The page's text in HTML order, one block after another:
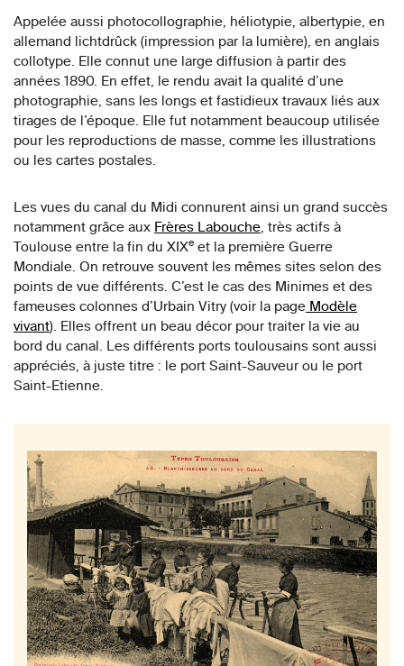
Appelée aussi photocollographie, héliotypie, albertypie, en
allemand lichtdrûck (impression par la lumière), en anglais
collotype. Elle connut une large diffusion à partir des
années 1890. En effet, le rendu avait la qualité d’une
photographie, sans les longs et fastidieux travaux liés aux
tirages de l’époque. Elle fut notamment beaucoup utilisée
pour les reproductions de masse, comme les illustrations
ou les cartes postales.
Les vues du canal du Midi connurent ainsi un grand succès
notamment grâce aux Frères Labouche , très actifs à
Toulouse entre la fin du XIXe et la première Guerre
Mondiale. On retrouve souvent les mêmes sites selon des
points de vue différents. C’est le cas des Minimes et des
fameuses colonnes d’Urbain Vitry (voir la page Modèle
vivant). Elles offrent un beau décor pour traiter la vie au
bord du canal. Les différents ports toulousains sont aussi
appréciés, à juste titre : le port Saint-Sauveur ou le port
Saint-Etienne.